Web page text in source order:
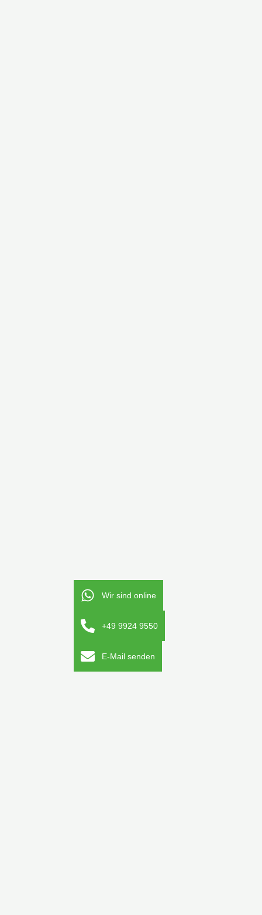
Wir sind online
+49 9924 9550
E-Mail senden